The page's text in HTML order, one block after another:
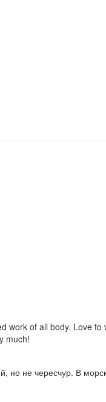
work of all body. Love
much!
но не чересчур. В